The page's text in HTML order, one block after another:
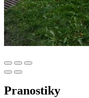
Pranostiky